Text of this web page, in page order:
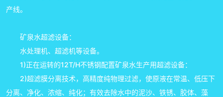
产线。
矿泉水超滤设备：
水处理机、超滤机等设备。
1)正在运转的12T/H不锈钢配置矿泉水生产用超滤设备：
2)超滤膜分离技术，高精度纯物理过滤，使原液在常温、低压下
分离、净化、浓缩、纯化；有效去除水中的泥沙、铁锈、胶体、藻